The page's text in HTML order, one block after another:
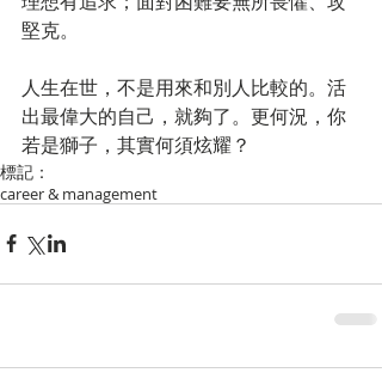
堅克。
人生在世，不是用來和別人比較的。活
出最偉大的自己，就夠了。更何況，你
若是獅子，其實何須炫耀？
標記：
career & management